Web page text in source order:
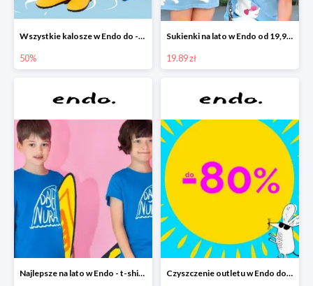
Wszystkie kalosze w Endo do -50%
50%
Sukienki na lato w Endo od 19,90 zł
19.89 zł
Najlepsze na lato w Endo - t-shirty od 9,90 zł i krótkie spodenki od 19,90 zł Czyszczenie outletu w Endo do -80%